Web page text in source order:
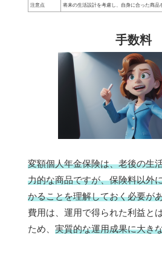
注意点 将来の生活設計を考慮し、自身に合った商品
手数料
変額個人年金保険は、老後の生
力的な商品ですが、保険料以外
かることを理解しておく必要が
費用は、運用で得られた利益と
ため、 実質的な運用成果に大き